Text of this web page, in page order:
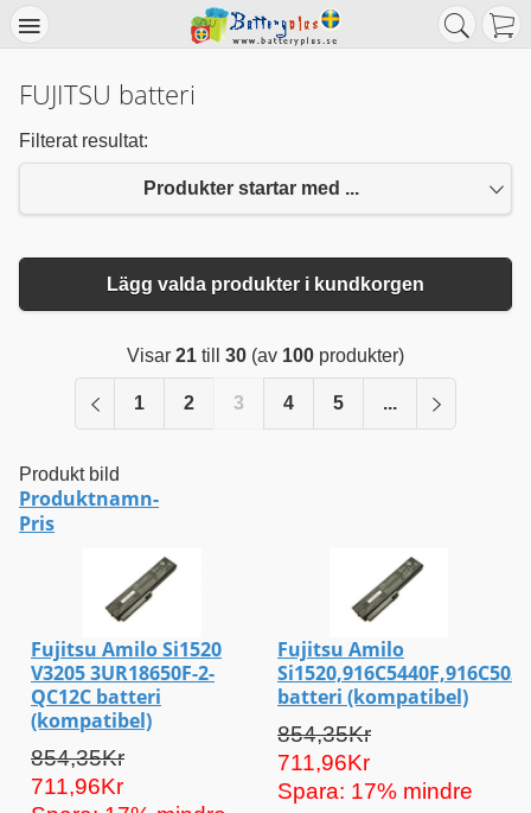
FUJITSU batteri
Filterat resultat:
Produkter startar med ...
Lägg valda produkter i kundkorgen
Visar 21 till 30 (av 100 produkter)
1 2 3 4 5 ...
Produkt bild
Produktnamn-
Pris
Fujitsu Amilo Si1520
V3205 3UR18650F-2-
QC12C batteri
(kompatibel)
854,35Kr
711,96Kr
Fujitsu Amilo
batteri (kompatibel)
854,35Kr
711,96Kr
Spara: 17% mindre